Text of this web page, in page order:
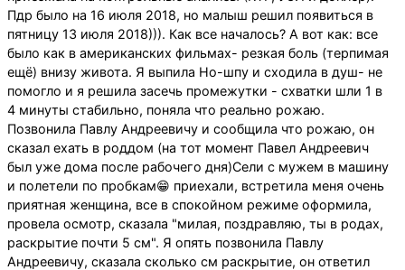
Пдр было на 16 июля 2018, но малыш решил появиться в
пятницу 13 июля 2018))). Как все началось? А вот как: все
было как в американских фильмах- резкая боль (терпимая
ещё) внизу живота. Я выпила Но-шпу и сходила в душ- не
помогло и я решила засечь промежутки - схватки шли 1 в
4 минуты стабильно, поняла что реально рожаю.
Позвонила Павлу Андреевичу и сообщила что рожаю, он
сказал ехать в роддом (на тот момент Павел Андреевич
был уже дома после рабочего дня)Сели с мужем в машину
и полетели по пробкам😁 приехали, встретила меня очень
приятная женщина, все в спокойном режиме оформила,
провела осмотр, сказала "милая, поздравляю, ты в родах,
раскрытие почти 5 см". Я опять позвонила Павлу
Андреевичу, сказала сколько см раскрытие, он ответил